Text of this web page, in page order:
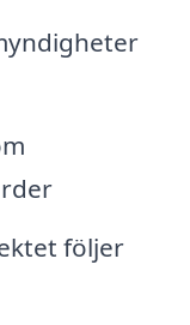
följer